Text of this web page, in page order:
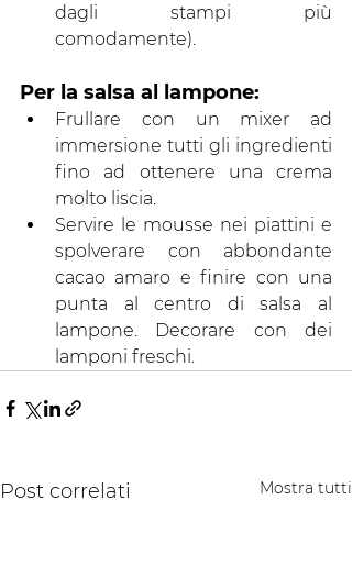
dagli stampi più
comodamente).
Per la salsa al lampone:
Frullare con un mixer ad
immersione tutti gli ingredienti
fino ad ottenere una crema
molto liscia.
Servire le mousse nei piattini e
spolverare con abbondante
cacao amaro e finire con una
punta al centro di salsa al
lampone. Decorare con dei
lamponi freschi.
Post correlati Mostra tutti